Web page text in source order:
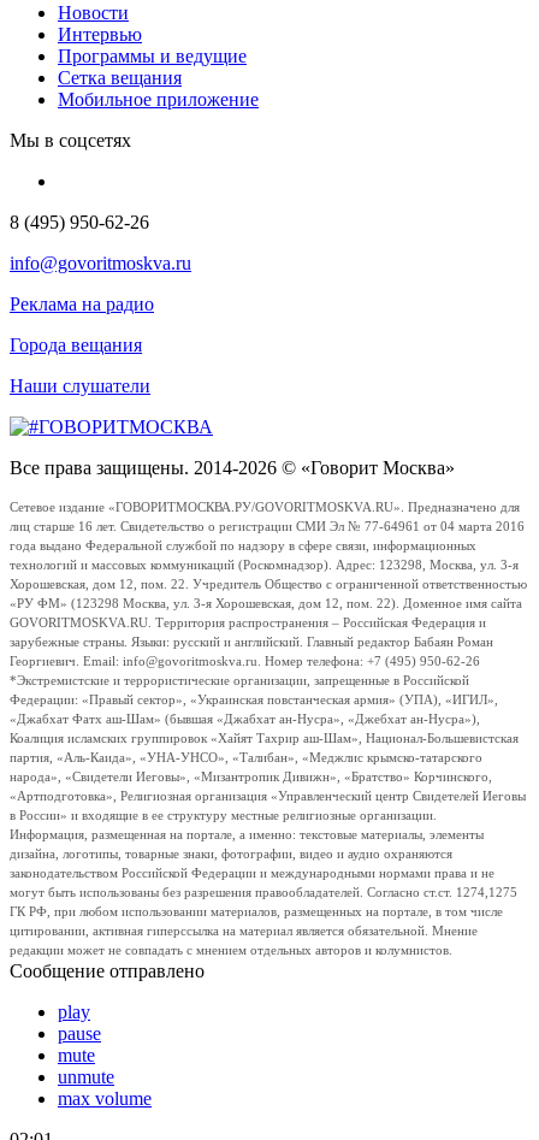
Новости
Интервью
Программы и ведущие
Сетка вещания
Мобильное приложение
Мы в соцсетях
8 (495) 950-62-26
info@govoritmoskva.ru
Реклама на радио
Города вещания
Наши слушатели
Все права защищены. 2014-2026 © «Говорит Москва»
Сетевое издание «ГОВОРИТМОСКВА.РУ/GOVORITMOSKVA.RU». Предназначено для
лиц старше 16 лет. Свидетельство о регистрации СМИ Эл № 77-64961 от 04 марта 2016
года выдано Федеральной службой по надзору в сфере связи, информационных
технологий и массовых коммуникаций (Роскомнадзор). Адрес: 123298, Москва, ул. 3-я
Хорошевская, дом 12, пом. 22. Учредитель Общество с ограниченной ответственностью
«РУ ФМ» (123298 Москва, ул. 3-я Хорошевская, дом 12, пом. 22). Доменное имя сайта
GOVORITMOSKVA.RU. Территория распространения – Российская Федерация и
зарубежные страны. Языки: русский и английский. Главный редактор Бабаян Роман
Георгиевич. Email: info@govoritmoskva.ru. Номер телефона: +7 (495) 950-62-26
*Экстремистские и террористические организации, запрещенные в Российской
Федерации: «Правый сектор», «Украинская повстанческая армия» (УПА), «ИГИЛ»,
«Джабхат Фатх аш-Шам» (бывшая «Джабхат ан-Нусра», «Джебхат ан-Нусра»),
Коалиция исламских группировок «Хайят Тахрир аш-Шам», Национал-Большевистская
партия, «Аль-Каида», «УНА-УНСО», «Талибан», «Меджлис крымско-татарского
народа», «Свидетели Иеговы», «Мизантропик Дивижн», «Братство» Корчинского,
«Артподготовка», Религиозная организация «Управленческий центр Свидетелей Иеговы
в России» и входящие в ее структуру местные религиозные организации.
Информация, размещенная на портале, а именно: текстовые материалы, элементы
дизайна, логотипы, товарные знаки, фотографии, видео и аудио охраняются
законодательством Российской Федерации и международными нормами права и не
могут быть использованы без разрешения правообладателей. Согласно ст.ст. 1274,1275
ГК РФ, при любом использовании материалов, размещенных на портале, в том числе
цитировании, активная гиперссылка на материал является обязательной. Мнение
редакции может не совпадать с мнением отдельных авторов и колумнистов.
Сообщение отправлено
play
pause
mute
unmute
max volume